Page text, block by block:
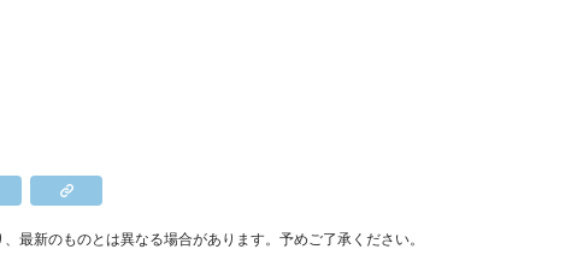
最新のものとは異なる場合があります。予めご了承ください。